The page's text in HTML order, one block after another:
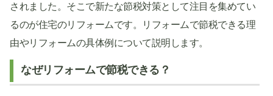
されました。そこで新たな節税対策として注目を集めてい
るのが住宅のリフォームです。リフォームで節税できる理
由やリフォームの具体例について説明します。
なぜリフォームで節税できる？